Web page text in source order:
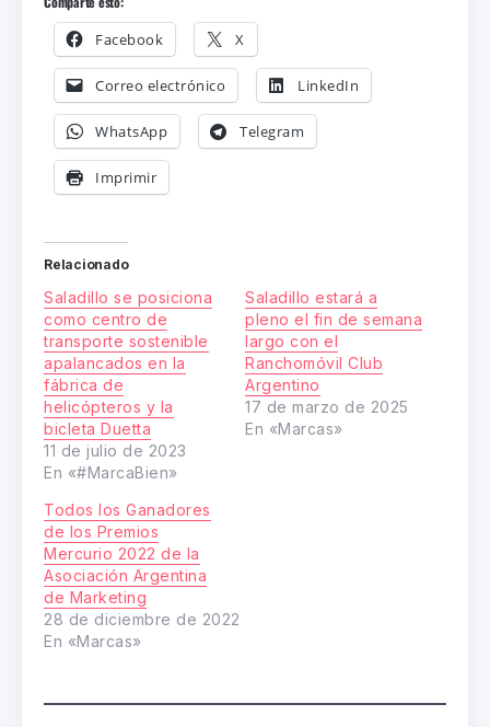
Facebook X
Correo electrónico LinkedIn
WhatsApp Telegram
Imprimir
Relacionado
Saladillo se posiciona
como centro de
transporte sostenible
apalancados en la
fábrica de
helicópteros y la
bicleta Duetta
11 de julio de 2023
En «#MarcaBien»
Saladillo estará a
pleno el fin de semana
largo con el
Ranchomóvil Club
Argentino
17 de marzo de 2025
En «Marcas»
Todos los Ganadores
de los Premios
Mercurio 2022 de la
Asociación Argentina
de Marketing
28 de diciembre de 2022
En «Marcas»